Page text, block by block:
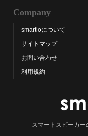
Company
smartioについて
サイトマップ
お問い合わせ
利用規約
スマートスピーカー